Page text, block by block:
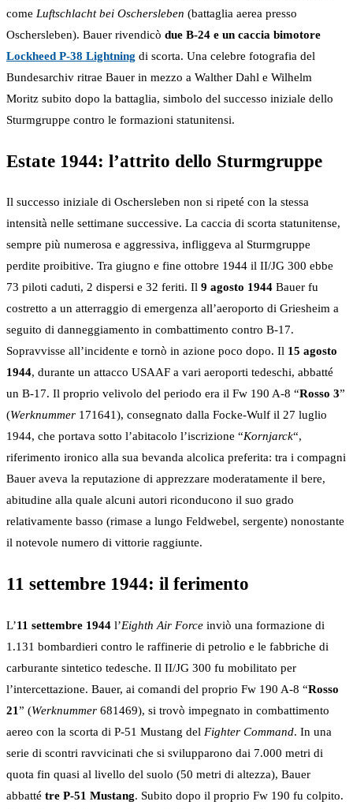
come Luftschlacht bei Oschersleben (battaglia aerea presso
Oschersleben). Bauer rivendicò due B-24 e un caccia bimotore
Lockheed P-38 Lightning di scorta. Una celebre fotografia del
Bundesarchiv ritrae Bauer in mezzo a Walther Dahl e Wilhelm
Moritz subito dopo la battaglia, simbolo del successo iniziale dello
Sturmgruppe contro le formazioni statunitensi.
Estate 1944: l’attrito dello Sturmgruppe
Il successo iniziale di Oschersleben non si ripeté con la stessa
intensità nelle settimane successive. La caccia di scorta statunitense,
sempre più numerosa e aggressiva, infliggeva al Sturmgruppe
perdite proibitive. Tra giugno e fine ottobre 1944 il II/JG 300 ebbe
73 piloti caduti, 2 dispersi e 32 feriti. Il 9 agosto 1944 Bauer fu
costretto a un atterraggio di emergenza all’aeroporto di Griesheim a
seguito di danneggiamento in combattimento contro B-17.
Sopravvisse all’incidente e tornò in azione poco dopo. Il 15 agosto
1944, durante un attacco USAAF a vari aeroporti tedeschi, abbatté
un B-17. Il proprio velivolo del periodo era il Fw 190 A-8 “Rosso 3”
(Werknummer 171641), consegnato dalla Focke-Wulf il 27 luglio
1944, che portava sotto l’abitacolo l’iscrizione “Kornjarck“,
riferimento ironico alla sua bevanda alcolica preferita: tra i compagni
Bauer aveva la reputazione di apprezzare moderatamente il bere,
abitudine alla quale alcuni autori riconducono il suo grado
relativamente basso (rimase a lungo Feldwebel, sergente) nonostante
il notevole numero di vittorie raggiunte.
11 settembre 1944: il ferimento
L’11 settembre 1944 l’Eighth Air Force inviò una formazione di
1.131 bombardieri contro le raffinerie di petrolio e le fabbriche di
carburante sintetico tedesche. Il II/JG 300 fu mobilitato per
l’intercettazione. Bauer, ai comandi del proprio Fw 190 A-8 “Rosso
21” (Werknummer 681469), si trovò impegnato in combattimento
aereo con la scorta di P-51 Mustang del Fighter Command. In una
serie di scontri ravvicinati che si svilupparono dai 7.000 metri di
quota fin quasi al livello del suolo (50 metri di altezza), Bauer
abbatté tre P-51 Mustang. Subito dopo il proprio Fw 190 fu colpito.